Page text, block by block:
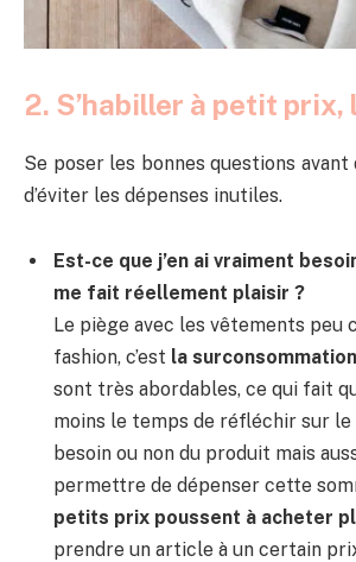
2. S’habiller à petit
Se poser les bonnes questions avant
d’éviter les dépenses inutiles.
Est-ce que j’en ai vraiment
me fait réellement plaisir ?
Le piège avec les vêtements peu
fashion, c’est la surconsommation
sont très abordables, ce qui fait
moins le temps de réfléchir sur le
besoin ou non du produit mais
permettre de dépenser cette
petits prix poussent à acheter
prendre un article à un certain